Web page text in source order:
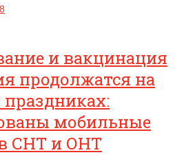
и вакцинация
продолжатся на
мобильные
СНТ и ОНТ